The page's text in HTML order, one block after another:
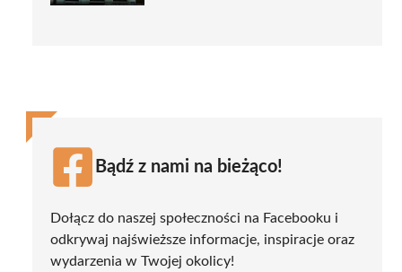
Bądź z nami na bieżąco!
Dołącz do naszej społeczności na Facebooku i
odkrywaj najświeższe informacje, inspiracje oraz
wydarzenia w Twojej okolicy!